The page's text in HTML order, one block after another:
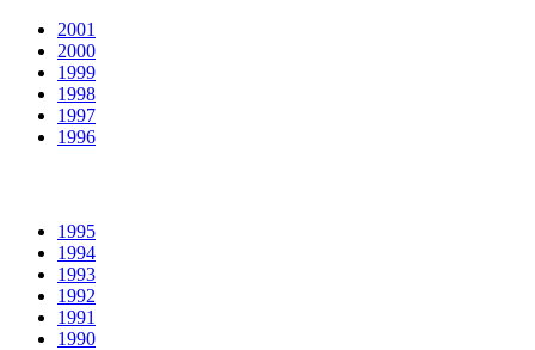
2001
2000
1999
1998
1997
1996
1995
1994
1993
1992
1991
1990